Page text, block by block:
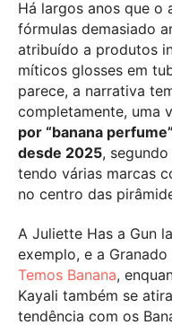
Há largos anos que o
fórmulas demasiado
atribuído a produtos
míticos glosses em
parece, a narrativa
completamente, uma
por “banana
desde 2025,
tendo várias marcas
no centro das
A Juliette Has a Gun
exemplo, e a
Temos Banana,
Kayali também se
tendência com os